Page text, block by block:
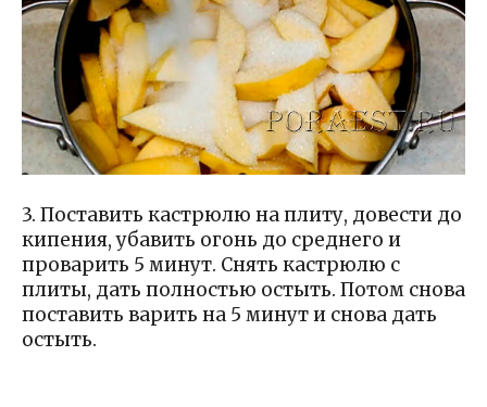
3. Поставить кастрюлю на плиту, довести до
кипения, убавить огонь до среднего и
проварить 5 минут. Снять кастрюлю с
плиты, дать полностью остыть. Потом снова
поставить варить на 5 минут и снова дать
остыть.